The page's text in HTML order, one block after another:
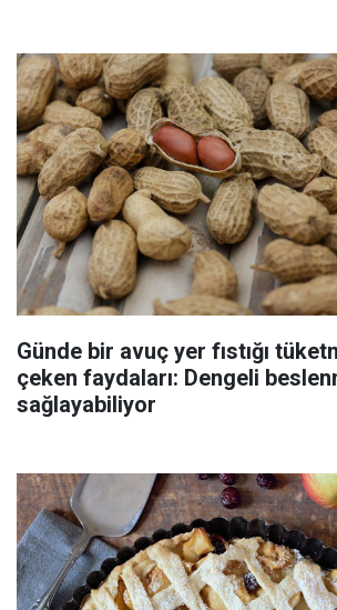
Günde bir avuç yer fıstığı
çeken faydaları: Dengeli
sağlayabiliyor